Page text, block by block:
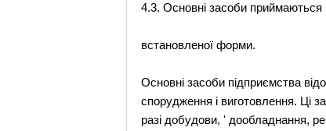
4.3. Основні засоби приймаються
встановленої форми.
Основні засоби підприємства
спорудження і виготовлення. Ці
разі добудови, ' дообладнання,